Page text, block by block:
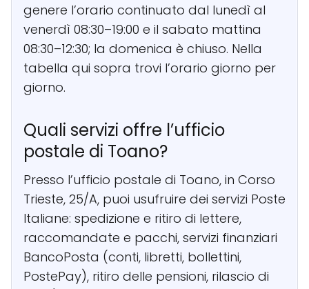
genere l’orario continuato dal lunedì al
venerdì 08:30–19:00 e il sabato mattina
08:30–12:30; la domenica è chiuso. Nella
tabella qui sopra trovi l’orario giorno per
giorno.
Quali servizi offre l’ufficio
postale di Toano?
Presso l’ufficio postale di Toano, in Corso
Trieste, 25/A, puoi usufruire dei servizi Poste
Italiane: spedizione e ritiro di lettere,
raccomandate e pacchi, servizi finanziari
BancoPosta (conti, libretti, bollettini,
PostePay), ritiro delle pensioni, rilascio di